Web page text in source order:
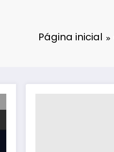
Página inicial